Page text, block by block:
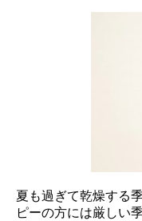
夏も過ぎて乾燥する
ピーの方には厳しい